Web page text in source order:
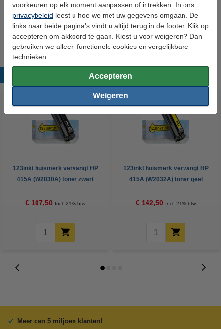
voorkeuren op elk moment aanpassen of intrekken. In ons
privacybeleid leest u hoe we met uw gegevens omgaan. De
links naar beide pagina's vindt u altijd terug in de footer. Klik op
accepteren om akkoord te gaan. Kiest u voor weigeren? Dan
gebruiken we alleen functionele cookies en vergelijkbare
technieken.
Accepteren
Weigeren
Tip
Wij adviseren u deze toner (het 123inkt huismerk) te nemen i.p.v. de
HP-uitvoering.
Populaire producten
123inkt huismerk vervangt HP
415A (W2030A) toner zwart
€ 107,50 Incl. 21% btw
123inkt huismerk vervangt HP
415A (W2032A) toner geel
€ 142,50 Incl. 21% btw
Meer dan 5 miljoen klanten!